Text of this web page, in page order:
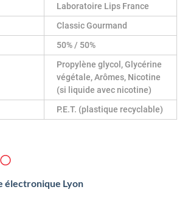
Laboratoire Lips France
Classic Gourmand
50% / 50%
Propylène glycol, Glycérine
végétale, Arômes, Nicotine
(si liquide avec nicotine)
P.E.T. (plastique recyclable)
électronique Lyon